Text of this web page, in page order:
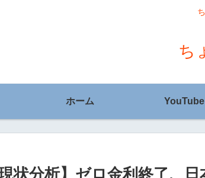
ち
ホーム YouTube
現状分析】ゼロ金利終了、